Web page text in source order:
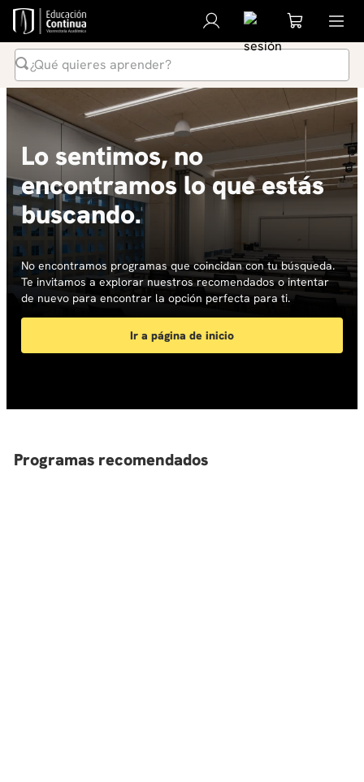
¿Qué quieres aprender?
Lo sentimos, no
encontramos lo que estás
buscando.
No encontramos programas que coincidan con tu búsqueda.
Te invitamos a explorar nuestros recomendados o intentar
de nuevo para encontrar la opción perfecta para ti.
Ir a página de inicio
Programas recomendados
Términos Más Buscados
inteligencia artificial
.
ia
3.
4.
diplomado
5.
global english program
.
liderazgo
.
inglés
8.
derecho
9